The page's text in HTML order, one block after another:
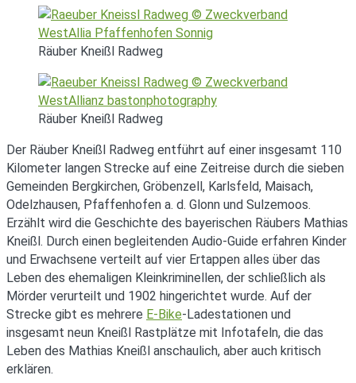
Räuber Kneißl Radweg
Räuber Kneißl Radweg
Der Räuber Kneißl Radweg entführt auf einer insgesamt 110
Kilometer langen Strecke auf eine Zeitreise durch die sieben
Gemeinden Bergkirchen, Gröbenzell, Karlsfeld, Maisach,
Odelzhausen, Pfaffenhofen a. d. Glonn und Sulzemoos.
Erzählt wird die Geschichte des bayerischen Räubers Mathias
Kneißl. Durch einen begleitenden Audio-Guide erfahren Kinder
und Erwachsene verteilt auf vier Ertappen alles über das
Leben des ehemaligen Kleinkriminellen, der schließlich als
Mörder verurteilt und 1902 hingerichtet wurde. Auf der
Strecke gibt es mehrere E-Bike-Ladestationen und
insgesamt neun Kneißl Rastplätze mit Infotafeln, die das
Leben des Mathias Kneißl anschaulich, aber auch kritisch
erklären.